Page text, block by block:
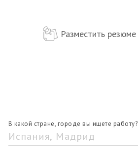
Разместить резюме
В какой стране, городе вы ищете работу?